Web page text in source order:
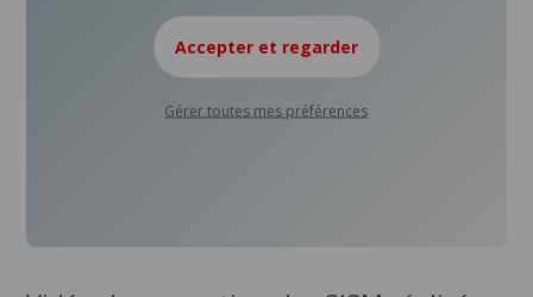
Accepter et regarder
Gérer toutes mes préférences